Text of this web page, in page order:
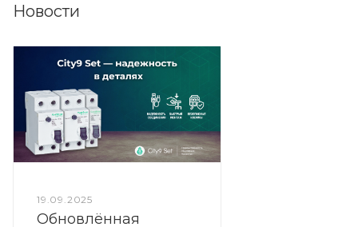
Новости
19.09.2025
Обновлённая